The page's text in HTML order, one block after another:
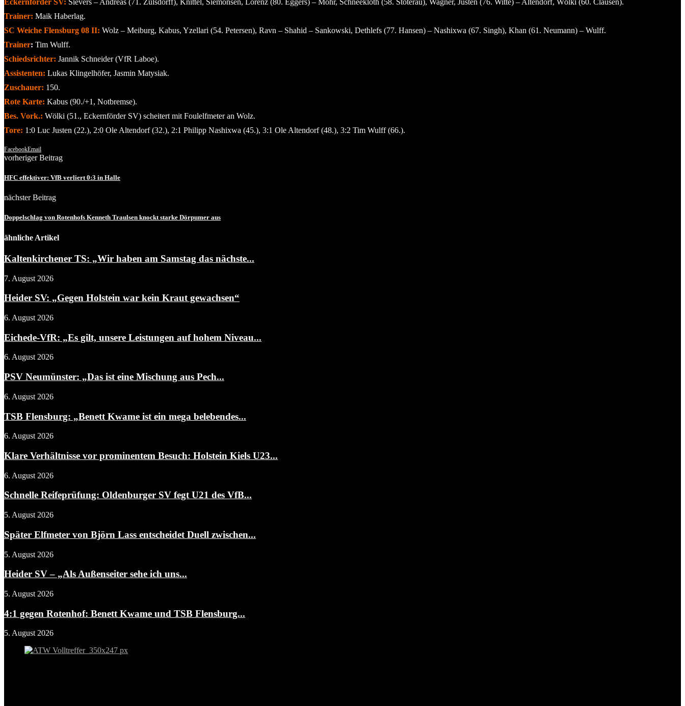
Trainer: Maik Haberlag.
SC Weiche Flensburg 08 II: Wolz – Meiburg, Kabus, Yzellari (54. Petersen), Ravn – Shahid – Sankowski, Dethlefs (77. Hansen) – Nashixwa (67. Singh), Khan (61. Neumann) – Wulff.
Trainer: Tim Wulff.
Schiedsrichter: Jannik Schneider (VfR Laboe).
Assistenten: Lukas Klingelhöfer, Jasmin Matysiak.
Zuschauer: 150.
Rote Karte: Kabus (90./+1, Notbremse).
Bes. Vork.: Wölki (51., Eckernförder SV) scheitert mit Foulelfmeter an Wolz.
Tore: 1:0 Luc Justen (22.), 2:0 Ole Altendorf (32.), 2:1 Philipp Nashixwa (45.), 3:1 Ole Altendorf (48.), 3:2 Tim Wulff (66.).
FacebookEmail
vorheriger Beitrag
HFC effektiver: VfB verliert 0:3 in Halle
nächster Beitrag
Doppelschlag von Rotenhofs Kenneth Traulsen knockt starke Dörpumer aus
ähnliche Artikel
Kaltenkirchener TS: „Wir haben am Samstag das nächste...
7. August 2026
Heider SV: „Gegen Holstein war kein Kraut gewachsen“
6. August 2026
Eichede-VfR: „Es gilt, unsere Leistungen auf hohem Niveau...
6. August 2026
PSV Neumünster: „Das ist eine Mischung aus Pech...
6. August 2026
TSB Flensburg: „Benett Kwame ist ein mega belebendes...
6. August 2026
Klare Verhältnisse vor prominentem Besuch: Holstein Kiels U23...
6. August 2026
Schnelle Reifeprüfung: Oldenburger SV fegt U21 des VfB...
5. August 2026
Später Elfmeter von Björn Lass entscheidet Duell zwischen...
5. August 2026
Heider SV – „Als Außenseiter sehe ich uns...
5. August 2026
4:1 gegen Rotenhof: Benett Kwame und TSB Flensburg...
5. August 2026